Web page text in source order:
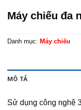
Máy chiếu đa
Danh mục: Máy chiếu
MÔ TẢ
Sử dụng công nghệ